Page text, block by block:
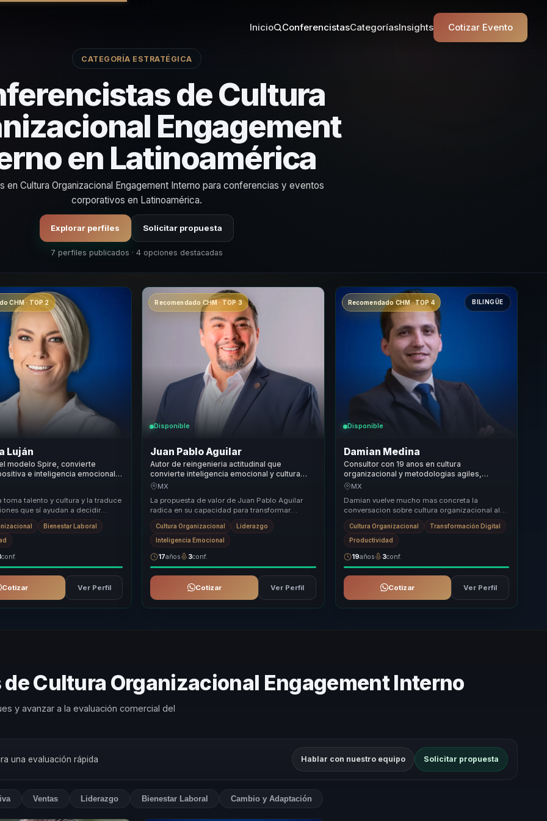
Inicio ConferencistasCategoríasInsights Cotizar Evento
CATEGORÍA ESTRATÉGICA
de Cultura
Engagement
en Latinoamérica
en Cultura Organizacional Engagement Interno para conferencias y eventos
corporativos en Latinoamérica.
Explorar perfiles Solicitar propuesta
7 perfiles publicados · 4 opciones destacadas
CHM · TOP 2
Luján
modelo Spire, convierte
e inteligencia emocional
y foco para equipos de trabajo.
toma talento y cultura y la traduce
que sí ayudan a decidir
y lideres que necesitan
Bienestar Laboral
conf.
Cotizar Ver Perfil
Recomendado CHM · TOP 3
Disponible
Juan Pablo Aguilar
Autor de reingenieria actitudinal que
convierte inteligencia emocional y cultura
organizacional en cohesion para lideres y
MX
La propuesta de valor de Juan Pablo Aguilar
radica en su capacidad para transformar
actitudes a través de la reingeniería actitudinal.
A ...Cultura Organizacional Liderazgo
Inteligencia Emocional
17años 3conf.
Cotizar Ver Perfil
Recomendado CHM · TOP 4 BILINGÜE
Disponible
Damian Medina
Consultor con 19 anos en cultura
organizacional y metodologias agiles,
impulsa alto desempeno en lideres, equipos
MX
Damian vuelve mucho mas concreta la
conversacion sobre cultura organizacional al
conectar desarrollo humano, tecnologia
aplicada y alto d...
Cultura Organizacional Transformación Digital
Productividad
19años 3conf.
Cotizar Ver Perfil
Cultura Organizacional Engagement Interno
y avanzar a la evaluación comercial del
una evaluación rápida Hablar con nuestro equipo Solicitar propuesta
Ventas Liderazgo Bienestar Laboral Cambio y Adaptación